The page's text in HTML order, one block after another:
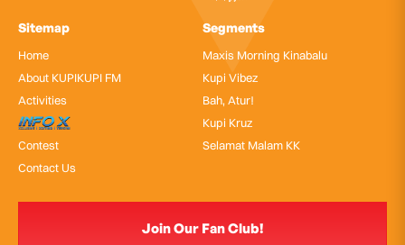
Sitemap
Home
About KUPIKUPI FM
Activities
InfoX
Contest
Contact Us
Segments
Maxis Morning Kinabalu
Kupi Vibez
Bah, Atur!
Kupi Kruz
Selamat Malam KK
Join Our Fan Club!